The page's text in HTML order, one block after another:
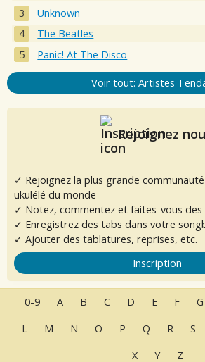
Unknown
The Beatles
Panic! At The Disco
Voir tout: Artistes
Rejoignez
✓ Rejoignez la plus grande
ukulélé du monde
✓ Notez, commentez et faites-vous des
✓ Enregistrez des tabs dans votre
✓ Ajouter des tablatures, reprises, etc.
Inscription
0-9 A B C D E F G
L
M N O P Q R S
X
Y Z